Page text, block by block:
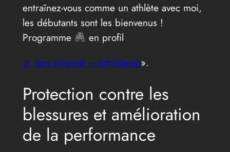
entraînez-vous comme un athlète avec moi,
les débutants sont les bienvenus !
Programme
en profil
♬ son original – xxtristanxo».
Protection contre les
blessures et amélioration
de la performance